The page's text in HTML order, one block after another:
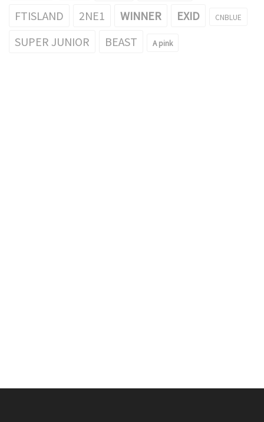
FTISLAND
2NE1 WINNER EXID CNBLUE
SUPER JUNIOR BEAST A pink